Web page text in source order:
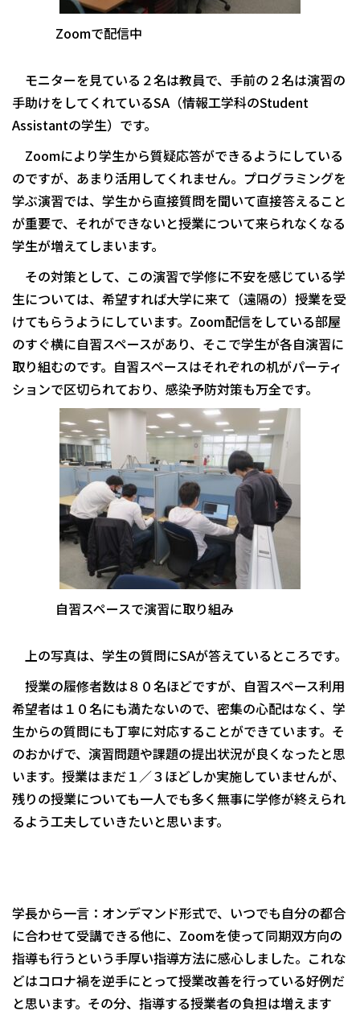
Zoomで配信中
モニターを見ている２名は教員で、手前の２名は演習の
手助けをしてくれているSA（情報工学科のStudent
Assistantの学生）です。
Zoomにより学生から質疑応答ができるようにしている
のですが、あまり活用してくれません。プログラミングを
学ぶ演習では、学生から直接質問を聞いて直接答えること
が重要で、それができないと授業について来られなくなる
学生が増えてしまいます。
その対策として、この演習で学修に不安を感じている学
生については、希望すれば大学に来て（遠隔の）授業を受
けてもらうようにしています。Zoom配信をしている部屋
のすぐ横に自習スペースがあり、そこで学生が各自演習に
取り組むのです。自習スペースはそれぞれの机がパーティ
ションで区切られており、感染予防対策も万全です。
自習スペースで演習に取り組み
上の写真は、学生の質問にSAが答えているところです。
授業の履修者数は８０名ほどですが、自習スペース利用
希望者は１０名にも満たないので、密集の心配はなく、学
生からの質問にも丁寧に対応することができています。そ
のおかげで、演習問題や課題の提出状況が良くなったと思
います。授業はまだ１／３ほどしか実施していませんが、
残りの授業についても一人でも多く無事に学修が終えられ
るよう工夫していきたいと思います。
学長から一言：オンデマンド形式で、いつでも自分の都合
に合わせて受講できる他に、Zoomを使って同期双方向の
指導も行うという手厚い指導方法に感心しました。これな
どはコロナ禍を逆手にとって授業改善を行っている好例だ
と思います。その分、指導する授業者の負担は増えます